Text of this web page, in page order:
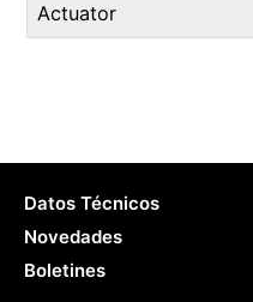
Actuator
Datos Técnicos
Novedades
Boletines